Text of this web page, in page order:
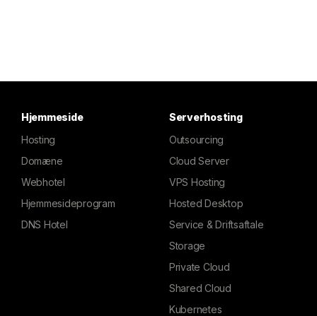
Hjemmeside
Hosting
Domæne
Webhotel
Hjemmesideprogram
DNS Hotel
Serverhosting
Outsourcing
Cloud Server
VPS Hosting
Hosted Desktop
Service & Driftsaftale
Storage
Private Cloud
Shared Cloud
Kubernetes